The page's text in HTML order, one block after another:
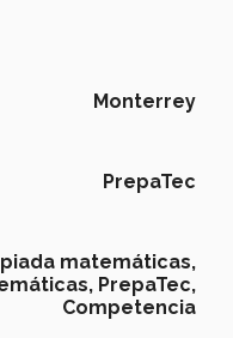
Monterrey
PrepaTec
matemáticas,
PrepaTec,
Competencia